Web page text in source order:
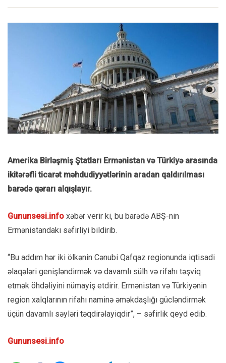
Amerika Birləşmiş Ştatları Ermənistan və Türkiyə arasında
ikitərəfli ticarət məhdudiyyətlərinin aradan qaldırılması
barədə qərarı alqışlayır.
Gununsesi.info xəbər verir ki, bu barədə ABŞ-nin
Ermənistandakı səfirliyi bildirib.
“Bu addım hər iki ölkənin Cənubi Qafqaz regionunda iqtisadi
əlaqələri genişləndirmək və davamlı sülh və rifahı təşviq
etmək öhdəliyini nümayiş etdirir. Ermənistan və Türkiyənin
region xalqlarının rifahı naminə əməkdaşlığı gücləndirmək
üçün davamlı səyləri təqdirəlayiqdir”, – səfirlik qeyd edib.
Gununsesi.info